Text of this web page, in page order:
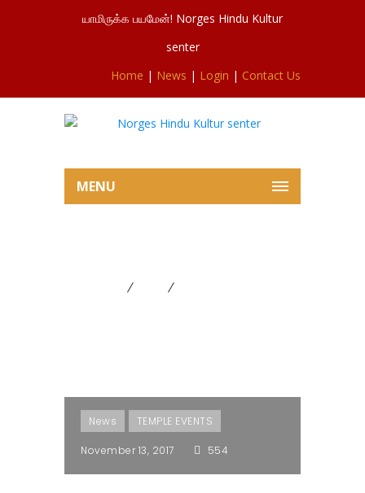
யாமிருக்க பயமேன்! Norges Hindu Kultur
senter
Home | News | Login | Contact Us
MENU
News TEMPLE EVENTS
November 13, 2017 554